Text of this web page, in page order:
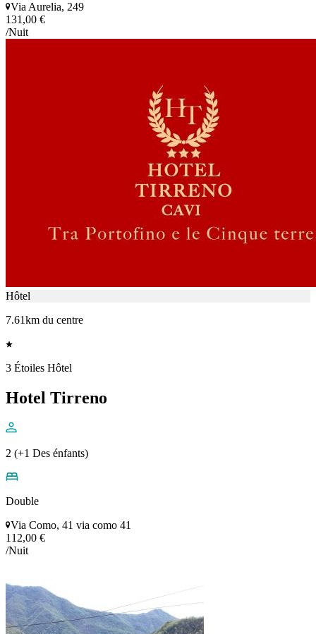
Via Aurelia, 249
131,00 €
/Nuit
Hôtel
7.61km du centre
3 Étoiles Hôtel
Hotel Tirreno
2 (+1 Des énfants)
Double
Via Como, 41 via como 41
112,00 €
/Nuit